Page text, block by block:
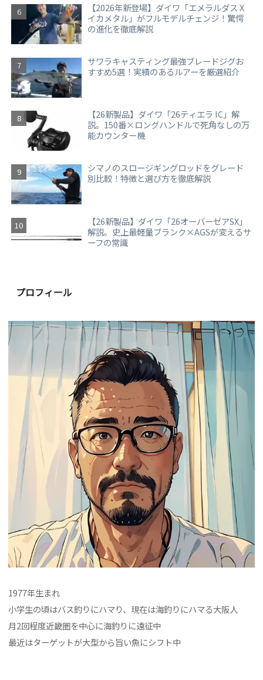
【2026年新登場】ダイワ「エメラルダス X
イカメタル」がフルモデルチェンジ！驚愕
の進化を徹底解説
サワラキャスティング最強ブレードジグお
すすめ5選！実績のあるルアーを厳選紹介
【26新製品】ダイワ「26ティエラ IC」解
説。150番×ロングハンドルで死角なしの万
能カウンター機
シマノのスロージギングロッドをグレード
別比較！特徴と選び方を徹底解説
【26新製品】ダイワ「26オーバーゼアSX」
解説。史上最軽量ブランク×AGSが変えるサ
ーフの常識
プロフィール
1977年生まれ
小学生の頃はバス釣りにハマり、現在は海釣りにハマる大阪人
月2回程度近畿圏を中心に海釣りに遠征中
最近はターゲットが大型から旨い魚にシフト中